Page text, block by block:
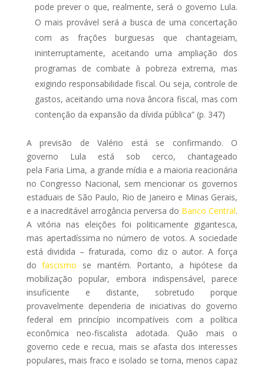
pode prever o que, realmente, será o governo Lula.
O mais provável será a busca de uma concertação
com as frações burguesas que chantageiam,
ininterruptamente, aceitando uma ampliação dos
programas de combate à pobreza extrema, mas
exigindo responsabilidade fiscal. Ou seja, controle de
gastos, aceitando uma nova âncora fiscal, mas com
contenção da expansão da dívida pública” (p. 347)
A previsão de Valério está se confirmando. O
governo Lula está sob cerco, chantageado
pela Faria Lima, a grande mídia e a maioria reacionária
no Congresso Nacional, sem mencionar os governos
estaduais de São Paulo, Rio de Janeiro e Minas Gerais,
e a inacreditável arrogância perversa do Banco Central.
A vitória nas eleições foi politicamente gigantesca,
mas apertadíssima no número de votos. A sociedade
está dividida – fraturada, como diz o autor. A força
dofascismo se mantém. Portanto, a hipótese da
mobilização popular, embora indispensável, parece
insuficiente e distante, sobretudo porque
provavelmente dependeria de iniciativas do governo
federal em princípio incompatíveis com a política
econômica neo-fiscalista adotada. Quão mais o
governo cede e recua, mais se afasta dos interesses
populares, mais fraco e isolado se torna, menos capaz